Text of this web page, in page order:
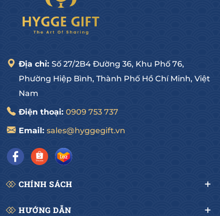
- Đa dạng phân khúc, tối ưu ngân sách.
- Nhiều mẫu mã bắt mắt với sản phẩm trong và
ngoài nước.
nghiệp và tận tâm.
Quý khách hãy nhanh tay Inbox hoặc liên hệ: 0909
HYGGE GOURMET
Hotline: 0909 75 37 37
Địa chỉ: 27/2B4 Đường số 36, Hiệp Bình Chánh, Thủ
Đức, HCM
Địa chỉ: Số 27/2B4 Đường 36, Khu Phố 76,
Phường Hiệp Bình, Thành Phố Hồ Chí Minh, Việt
Nam
Điện thoại: 0909 753 737
Email: sales@hyggegift.vn
CHÍNH SÁCH
HƯỚNG DẪN